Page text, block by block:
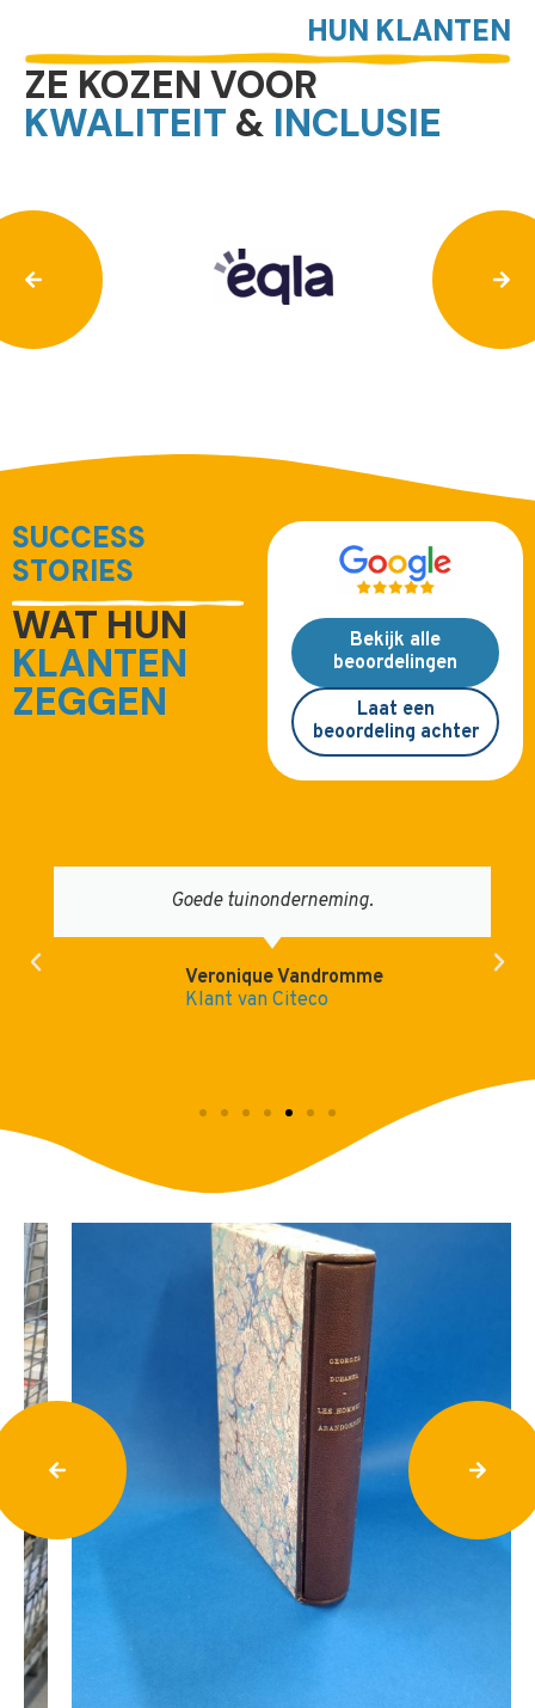
HUN KLANTEN
ZE KOZEN VOOR
KWALITEIT & INCLUSIE
SUCCESS
STORIES
WAT HUN
KLANTEN
ZEGGEN
Bekijk alle
beoordelingen
Laat een
beoordeling achter
Goede tuinonderneming.
Veronique Vandromme
Klant van Citeco